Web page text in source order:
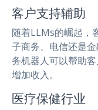
客户支持辅助
随着LLMs的崛起，
子商务、电信还是
务机器人可以帮助
增加收入。
医疗保健行业